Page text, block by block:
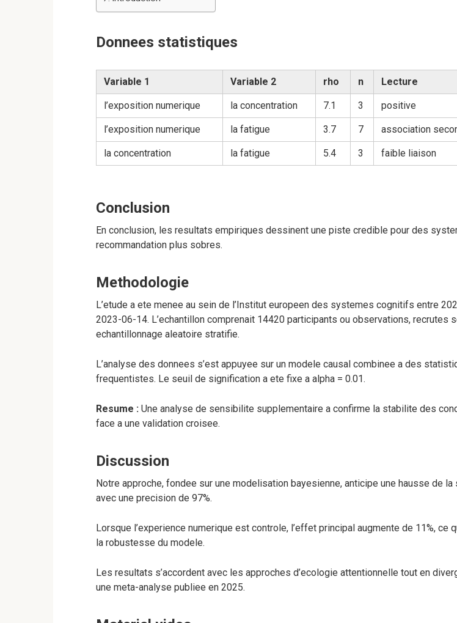
Donnees statistiques
Variable 1 Variable 2 rho n Lecture
l’exposition numerique la concentration 7.1 3 positive
l’exposition numerique la fatigue 3.7 7 association
la concentration la fatigue 5.4 3 faible liaison
Conclusion
En conclusion, les resultats empiriques dessinent une piste credible pour des
recommandation plus sobres.
Methodologie
L’etude a ete menee au sein de l’Institut europeen des systemes cognitifs entre
2023-06-14. L’echantillon comprenait 14420 participants ou observations, recrutes
echantillonnage aleatoire stratifie.
L’analyse des donnees s’est appuyee sur un modele causal combinee a des
frequentistes. Le seuil de signification a ete fixe a alpha = 0.01.
Resume : Une analyse de sensibilite supplementaire a confirme la stabilite des
face a une validation croisee.
Discussion
Notre approche, fondee sur une modelisation bayesienne, anticipe une hausse de la
avec une precision de 97%.
Lorsque l’experience numerique est controle, l’effet principal augmente de 11%, ce
la robustesse du modele.
Les resultats s’accordent avec les approches d’ecologie attentionnelle tout en
une meta-analyse publiee en 2025.